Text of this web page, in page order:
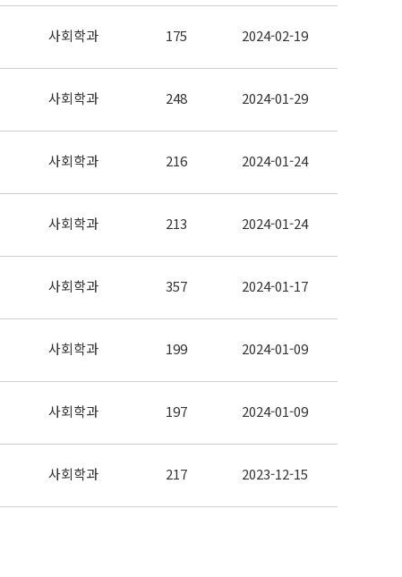
사회학과 175 2024-02-19
사회학과 248 2024-01-29
사회학과 216 2024-01-24
사회학과 213 2024-01-24
사회학과 357 2024-01-17
사회학과 199 2024-01-09
사회학과 197 2024-01-09
사회학과 217 2023-12-15